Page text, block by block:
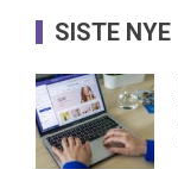
SISTE NYE